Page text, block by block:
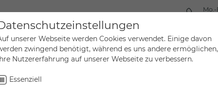
Mein
Sonderanfertigungen
unserer Webseite werden Cookies verwendet. Einige davon
zwingend benötigt, während es uns andere ermöglichen,
Nutzererfahrung auf unserer Webseite zu verbessern.
Essenziell